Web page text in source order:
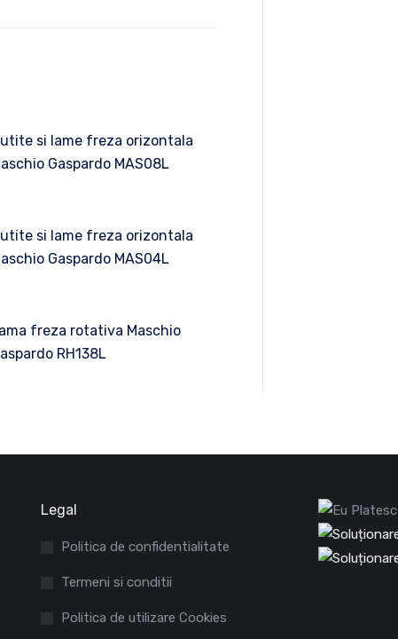
si lame freza orizontala
Gaspardo MAS08L
si lame freza orizontala
Gaspardo MAS04L
freza rotativa Maschio
RH138L
Legal
Politica de confidentialitate
Termeni si conditii
Politica de utilizare Cookies